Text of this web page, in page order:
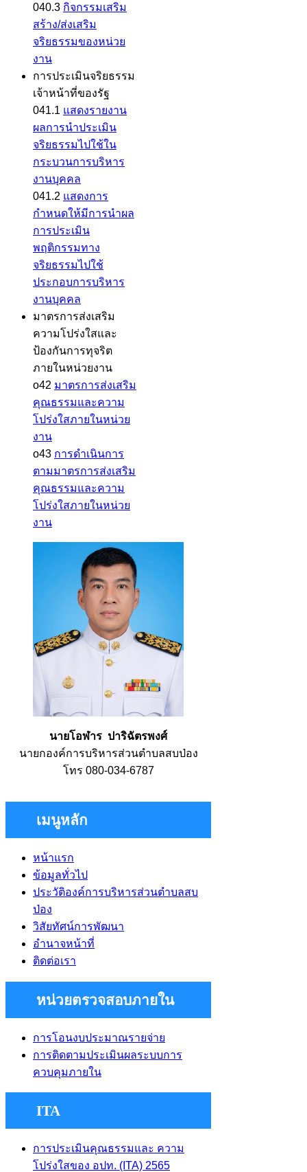
040.3 กิจกรรมเสริม
สร้าง/ส่งเสริม
จริยธรรมของหน่วย
งาน
การประเมินจริยธรรม
เจ้าหน้าที่ของรัฐ
041.1 แสดงรายงาน
ผลการนำประเมิน
จริยธรรมไปใช้ใน
กระบวนการบริหาร
งานบุคคล
041.2 แสดงการ
กำหนดให้มีการนำผล
การประเมิน
พฤติกรรมทาง
จริยธรรมไปใช้
ประกอบการบริหาร
งานบุคคล
มาตรการส่งเสริม
ความโปร่งใสและ
ป้องกันการทุจริต
ภายในหน่วยงาน
o42 มาตรการส่งเสริม
คุณธรรมและความ
โปร่งใสภายในหน่วย
งาน
o43 การดำเนินการ
ตามมาตรการส่งเสริม
คุณธรรมและความ
โปร่งใสภายในหน่วย
งาน
นายโอฬาร ปาริฉัตรพงศ์
นายกองค์การบริหารส่วนตำบลสบป่อง
โทร 080-034-6787
เมนูหลัก
หน้าแรก
ข้อมูลทั่วไป
ประวัติองค์การบริหารส่วนตำบลสบ
ป่อง
วิสัยทัศน์การพัฒนา
อำนาจหน้าที่
ติดต่อเรา
หน่วยตรวจสอบภายใน
การโอนงบประมาณรายจ่าย
การติดตามประเมินผลระบบการ
ควบคุมภายใน
ITA
การประเมินคุณธรรมและ ความ
โปร่งใสของ อปท. (ITA) 2565